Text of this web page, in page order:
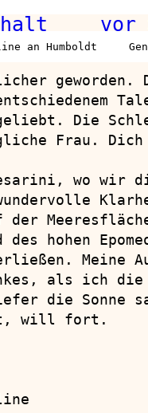
vor
an Humboldt
geworden.
Die
Frau.
wo wir
der
hohen
Meine
als ich
die
will fort.